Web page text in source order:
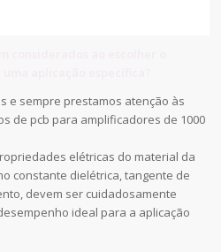
e sempre prestamos atenção às
de pcb para amplificadores de 1000
elétricas do material da
constante dielétrica, tangente de
devem ser cuidadosamente
ideal para a aplicação